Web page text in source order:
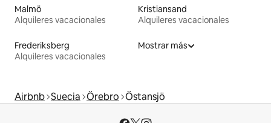
Malmö
Alquileres vacacionales
Kristiansand
Alquileres vacacionales
Frederiksberg
Alquileres vacacionales
Mostrar más
Airbnb Suecia Örebro Östansjö